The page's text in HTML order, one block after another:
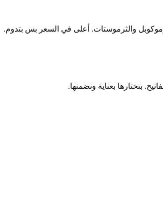
والثرموستات. أعلى في السعر بس بتدوم.
بنختارها بعناية ونضمنها.